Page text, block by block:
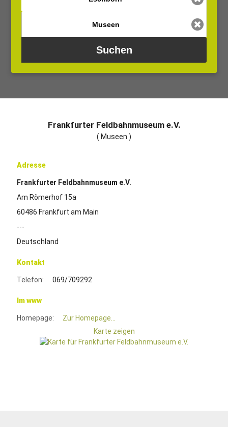
Frankfurter Feldbahnmuseum e.V.
( Museen )
Adresse
Frankfurter Feldbahnmuseum e.V.
Am Römerhof 15a
60486 Frankfurt am Main
---
Deutschland
Kontakt
Telefon: 069/709292
Im www
Homepage:
Zur Homepage...
Karte zeigen